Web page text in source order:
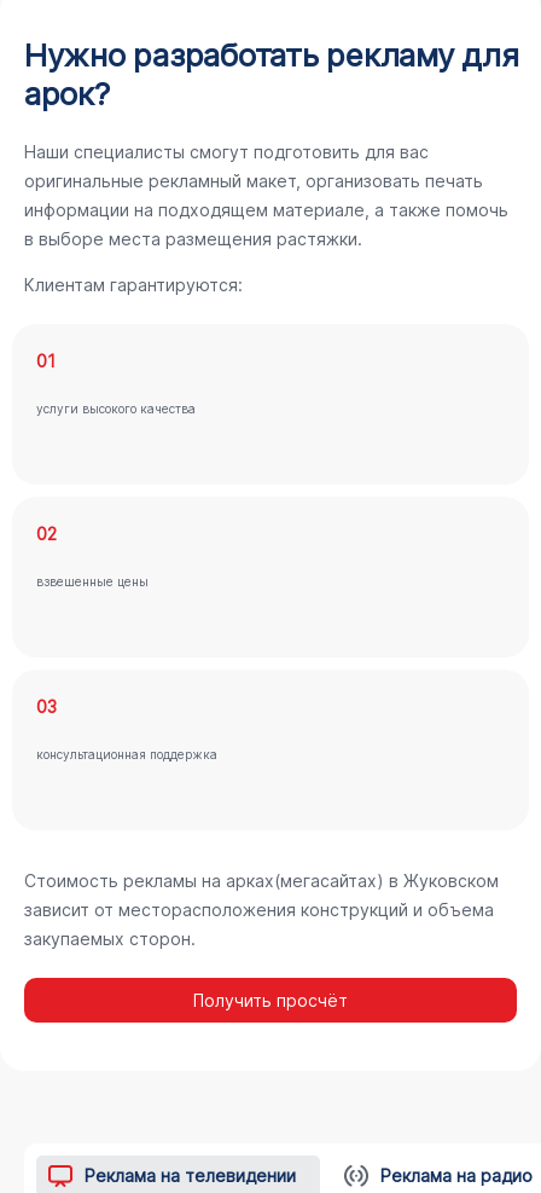
Нужно разработать рекламу для
арок?
Наши специалисты смогут подготовить для вас
оригинальные рекламный макет, организовать печать
информации на подходящем материале, а также помочь
в выборе места размещения растяжки.
Клиентам гарантируются:
01
услуги высокого качества
02
взвешенные цены
03
консультационная поддержка
Стоимость рекламы на арках(мегасайтах) в Жуковском
зависит от месторасположения конструкций и объема
закупаемых сторон.
Получить просчёт
Реклама на телевидении Реклама на радио